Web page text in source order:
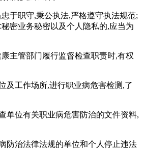
于职守,秉公执法,严格遵守执法规范;
密业务秘密以及个人隐私的,应当为
主管部门履行监督检查职责时,有权
及工作场所,进行职业病危害检测,了
单位有关职业病危害防治的文件资料,
防治法律法规的单位和个人停止违法